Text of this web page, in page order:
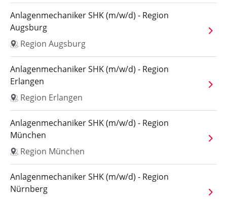
Anlagenmechaniker SHK (m/w/d) - Region
Augsburg
Region Augsburg
Anlagenmechaniker SHK (m/w/d) - Region
Erlangen
Region Erlangen
Anlagenmechaniker SHK (m/w/d) - Region
München
Region München
Anlagenmechaniker SHK (m/w/d) - Region
Nürnberg